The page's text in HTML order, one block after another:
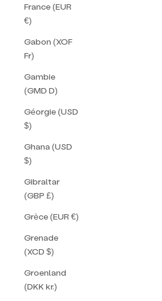
France (EUR
€)
Gabon (XOF
Fr)
Gambie
(GMD D)
Géorgie (USD
$)
Ghana (USD
$)
Gibraltar
(GBP £)
Grèce (EUR €)
Grenade
(XCD $)
Groenland
(DKK kr.)